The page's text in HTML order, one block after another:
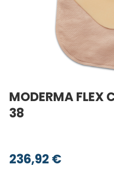
MODERMA FLEX
38
236,92 €